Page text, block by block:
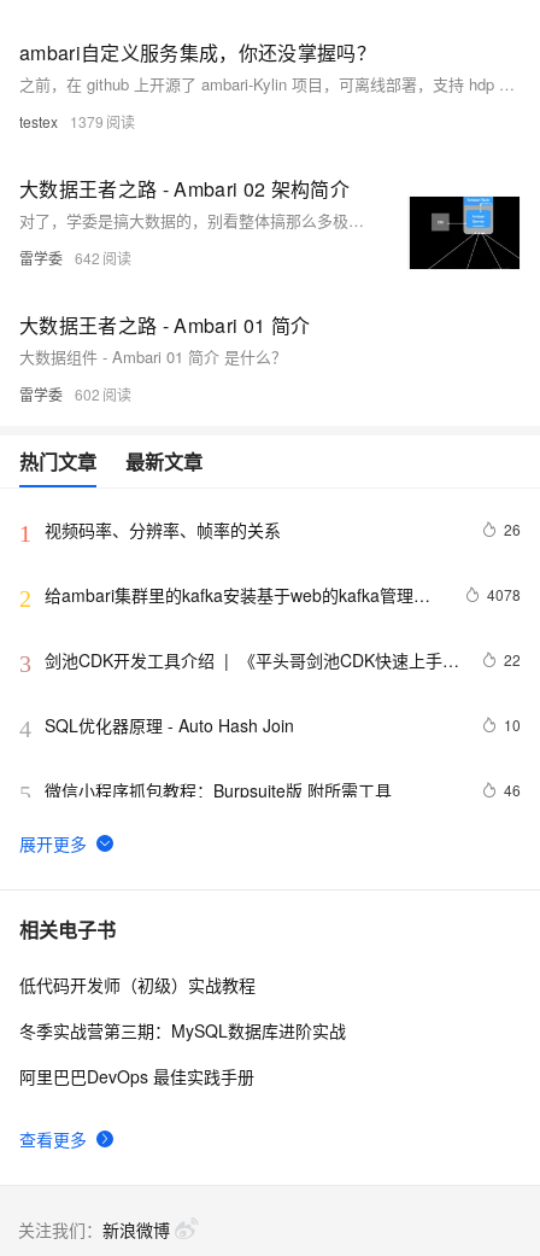
ambari自定义服务集成，你还没掌握吗？
之前，在 github 上开源了 ambari-Kylin 项目，可离线部署，支持 hdp 2.6+ 及 hdp 3.0+ 。github 地址为：https://github.com/841809077/ambari-Kylin ，欢迎 star 。 这段时间，陆续有不少朋友通过公众号联系到我，问我相关的集成步骤。周末休息，索性将 ambari 自定义服务集成的原理给大家整理出来。 它其实不难，但是网络上并没有多少这方面的资料分享，官方也很少，所以学习门槛就稍微高了一些。但你如果能持续关注我，我相信你能快速上手。
testex 1379
大数据王者之路 - Ambari 02 架构简介
对了，学委是搞大数据的，别看整体搞那么多极简单系列，NodeJS，小白趣味故事。大数据还是拿捏得住的。
雷学委 642
大数据王者之路 - Ambari 01 简介
大数据组件 - Ambari 01 简介 是什么？
雷学委 602
热门文章 最新文章
1 视频码率、分辨率、帧率的关系 26
2 给ambari集群里的kafka安装基于web的kafka管理工
4078
3 剑池CDK开发工具介绍  |  《平头哥剑池CDK快速上手指
22
4 SQL优化器原理 - Auto Hash Join 10
5 微信小程序抓包教程：Burpsuite版 附所需工具 46
6 又一个项目开源，阿里已成为中国开源的关键力量？
7 使用Ambari搭建Hadoop集群
8 Ubuntu14.04下Ambari安装搭建部署大数据集群（图文分
相关电子书
查看更多
低代码开发师（初级）实战教程
冬季实战营第三期：MySQL数据库进阶实战
阿里巴巴DevOps 最佳实践手册
关注我们： 新浪微博